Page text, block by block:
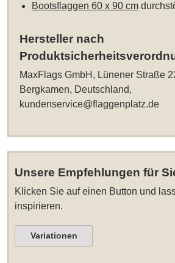
Bootsflaggen 60 x 90 cm
Hersteller nach
MaxFlags GmbH, Lünener Straße
Bergkamen, Deutschland,
kundenservice@flaggenplatz.de
Unsere Empfehlungen für
Klicken Sie auf einen Button und
inspirieren.
Variationen